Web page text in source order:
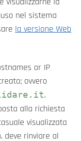
visualizzarne la
nel sistema
la versione Web
or IP
ovvero
.
alla richiesta
visualizzata
deve rinviare al